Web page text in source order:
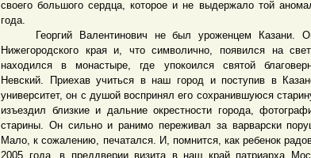
своего большого сердца, которое и не выдержало той
года.
Георгий Валентинович не был уроженцем Казани.
Нижегородского края и, что символично, появился на
находился в монастыре, где упокоился святой
Невский. Приехав учиться в наш город и поступив в
университет, он с душой воспринял его сохранившуюся
изъездил близкие и дальние окрестности города,
старины. Он сильно и ранимо переживал за варварски
Мало, к сожалению, печатался. И, помнится, как ребенок
2005 года, в преддверии визита в наш край патриарха